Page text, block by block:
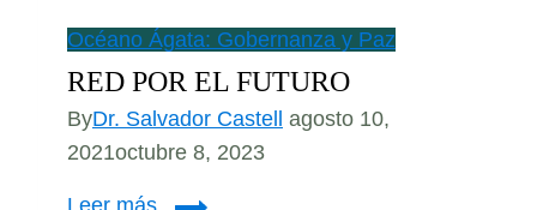
Océano Ágata: Gobernanza y Paz
RED POR EL FUTURO
ByDr. Salvador Castell
agosto 10,
2021octubre 8, 2023
RED